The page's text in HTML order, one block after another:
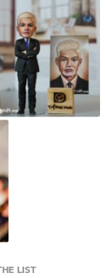
LIST